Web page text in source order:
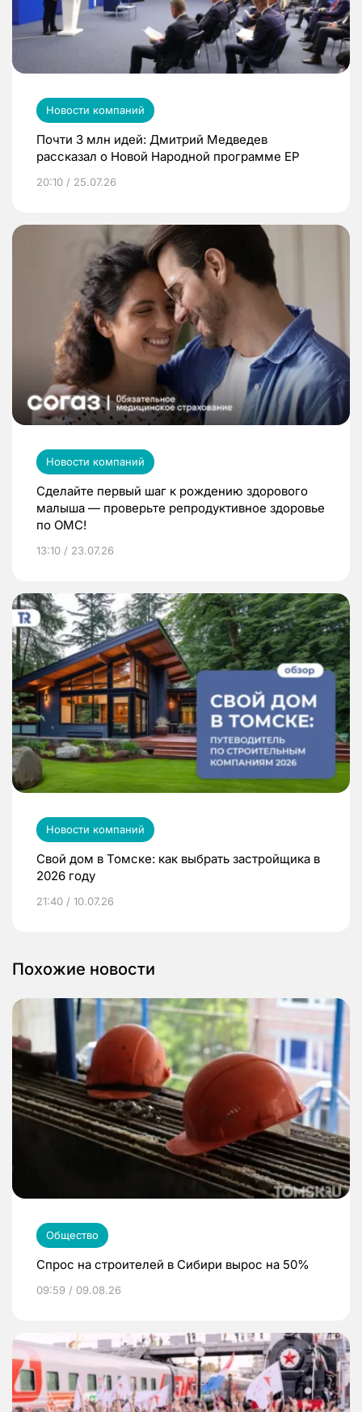
Новости компаний
Почти 3 млн идей: Дмитрий Медведев
рассказал о Новой Народной программе ЕР
20:10 / 25.07.26
Новости компаний
Сделайте первый шаг к рождению здорового
малыша — проверьте репродуктивное здоровье
по ОМС!
13:10 / 23.07.26
Новости компаний
Свой дом в Томске: как выбрать застройщика в
2026 году
21:40 / 10.07.26
Похожие новости
Общество
Спрос на строителей в Сибири вырос на 50%
09:59 / 09.08.26